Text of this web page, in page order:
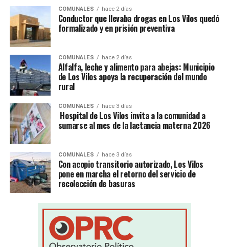
COMUNALES hace 2 días
Conductor que llevaba drogas en Los Vilos quedó
formalizado y en prisión preventiva
COMUNALES hace 2 días
Alfalfa, leche y alimento para abejas: Municipio
de Los Vilos apoya la recuperación del mundo
rural
COMUNALES hace 3 días
Hospital de Los Vilos invita a la comunidad a
sumarse al mes de la lactancia materna 2026
COMUNALES hace 3 días
Con acopio transitorio autorizado, Los Vilos
pone en marcha el retorno del servicio de
recolección de basuras